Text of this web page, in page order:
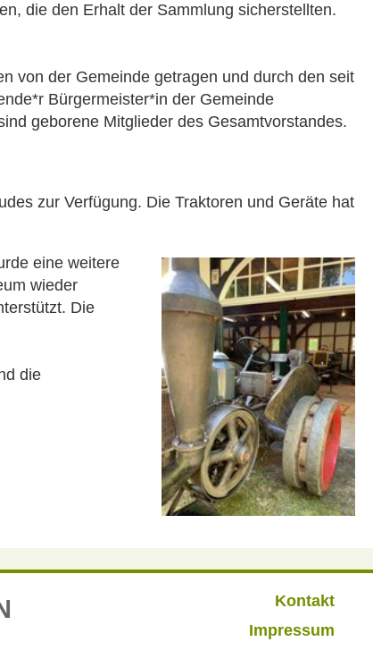
die den Erhalt der Sammlung sicherstellten.
von der Gemeinde getragen und durch den seit
Bürgermeister*in der Gemeinde
geborene Mitglieder des Gesamtvorstandes.
zur Verfügung. Die Traktoren und Geräte hat
eine weitere
wieder
Die
die
Kontakt
Impressum